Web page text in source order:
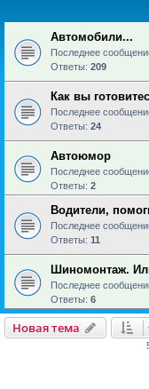
Автомобили...
Последнее
Ответы: 209
Как вы
Последнее
Ответы: 24
Автоюмор
Последнее
Ответы: 2
Водители,
Последнее
Ответы: 11
Шиномонтаж.
Последнее
Ответы: 6
Новая тема